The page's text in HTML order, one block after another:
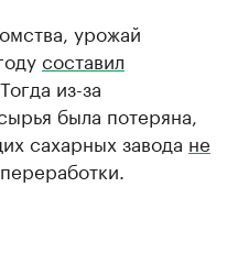
урожай
составил
из-за
была потеряна,
сахарных завода не